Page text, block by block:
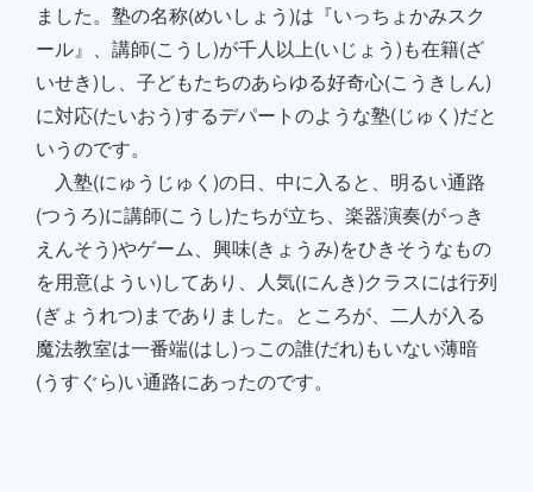
ました。塾の名称(めいしょう)は『いっちょかみスク
ール』、 講師(こうし)が千人以上(いじょう)も在籍(ざ
いせき)し、子どもたちのあらゆる好奇心(こうきしん)
に対応(たいおう)するデパートのような塾(じゅく)だと
いうのです。
入塾(にゅうじゅく)の日、中に入ると、明るい通路
(つうろ)に講師(こうし)たちが立ち、楽器演奏(がっき
えんそう)やゲーム、興味(きょうみ)をひきそうなもの
を用意(ようい)してあり、人気(にんき)クラスには行列
(ぎょうれつ)までありました。 ところが、二人が入る
魔法教室は一番端(はし)っこの誰(だれ)もいない薄暗
(うすぐら)い通路にあったのです。